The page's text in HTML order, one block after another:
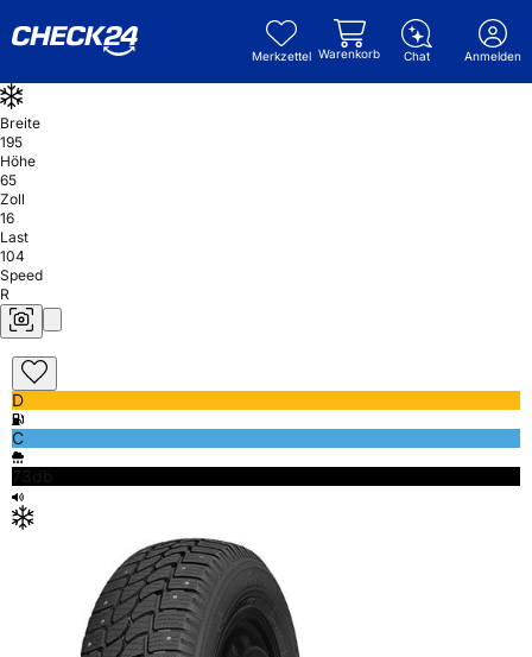
Merkzettel Warenkorb Chat Anmelden
Breite
195
Höhe
65
Zoll
16
Last
104
Speed
R
D
C
73db